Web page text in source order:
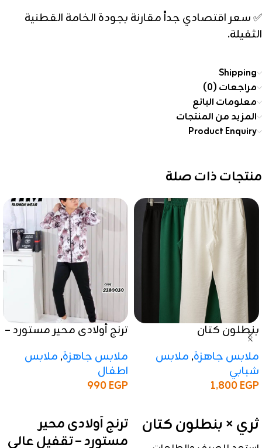
✅ سعر اقتصادي جداً مقارنة بجودة الخامة القطنية
الثقيلة.
Shipping
مراجعات (0)
معلومات البائع
المزيد من المنتجات
Product Enquiry
منتجات ذات صلة
بنطلون كتان
ملابس جاهزة, ملابس
شبابي
1,800EGP
ثري × بنطلون كتان
ترنج أولادى محير مستورد –
ملابس جاهزة, ملابس
اطفال
990EGP
ترنج أولادى محير
مستورد – تقفيل عالي